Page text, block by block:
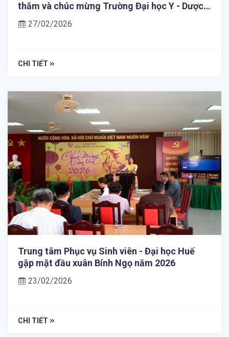
thăm và chúc mừng Trường Đại học Y - Dược
nhân ngày Thầy thuốc Việt Nam 27/02
27/02/2026
CHI TIẾT
Trung tâm Phục vụ Sinh viên - Đại học Huế
gặp mặt đầu xuân Bính Ngọ năm 2026
23/02/2026
CHI TIẾT